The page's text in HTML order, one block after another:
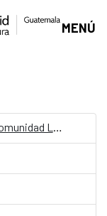
MENÚ
Machismo: Sesgos y prejuicios en la comunidad LGBTIQ